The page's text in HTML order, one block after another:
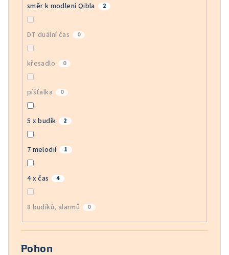
směr k modlení Qibla 2
DT duální čas 0
křesadlo 0
píšťalka 0
5 x budík 2
7 melodií 1
4 x čas 4
8 budíků, alarmů 0
Pohon